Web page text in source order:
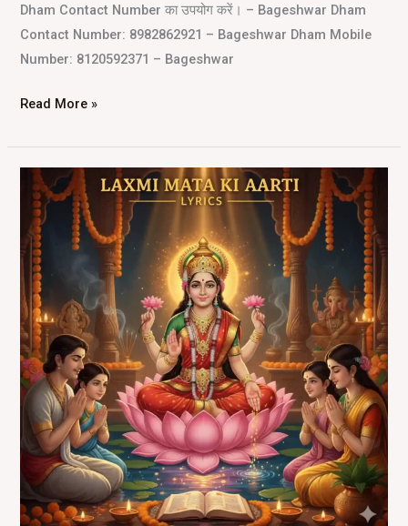
Dham Contact Number का उपयोग करें। – Bageshwar Dham
Contact Number: 8982862921 – Bageshwar Dham Mobile
Number: 8120592371 – Bageshwar
Read More »
Laxmi
Mata
Ki
Aarti
Lyrics